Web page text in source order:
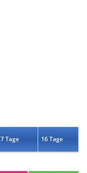
7 Tage 16 Tage